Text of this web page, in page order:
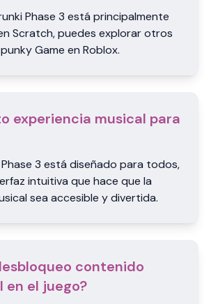
Phase 3 está principalmente
Scratch, puedes explorar otros
Game en Roblox.
experiencia musical para
Phase 3 está diseñado para todos,
intuitiva que hace que la
sea accesible y divertida.
contenido
en el juego?